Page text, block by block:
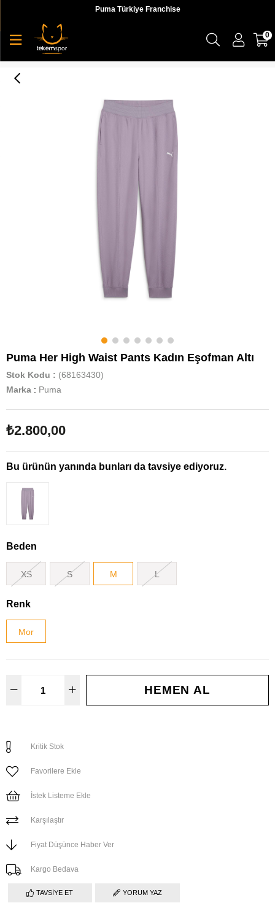
Puma Türkiye Franchise
0
Puma Her High Waist Pants Kadın Eşofman Altı
Stok Kodu
(68163430)
Marka : Puma
₺2.800,00
Bu ürünün yanında bunları da tavsiye ediyoruz.
Beden
XS S M L
Renk
Mor
Kritik Stok
Favorilere Ekle
İstek Listeme Ekle
Karşılaştır
Fiyat Düşünce Haber Ver
Kargo Bedava
TAVSIYE ET YORUM YAZ